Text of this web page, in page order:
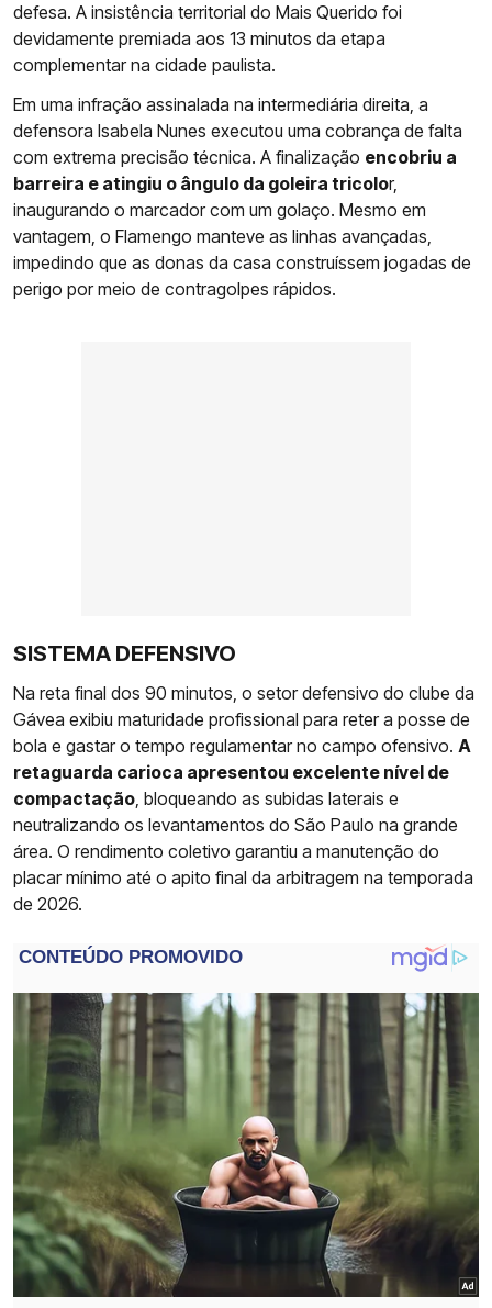
defesa. A insistência territorial do Mais Querido foi
devidamente premiada aos 13 minutos da etapa
complementar na cidade paulista.
Em uma infração assinalada na intermediária direita, a
defensora Isabela Nunes executou uma cobrança de falta
com extrema precisão técnica. A finalização encobriu a
barreira e atingiu o ângulo da goleira tricolor,
inaugurando o marcador com um golaço. Mesmo em
vantagem, o Flamengo manteve as linhas avançadas,
impedindo que as donas da casa construíssem jogadas de
perigo por meio de contragolpes rápidos.
SISTEMA DEFENSIVO
Na reta final dos 90 minutos, o setor defensivo do clube da
Gávea exibiu maturidade profissional para reter a posse de
bola e gastar o tempo regulamentar no campo ofensivo. A
retaguarda carioca apresentou excelente nível de
compactação, bloqueando as subidas laterais e
neutralizando os levantamentos do São Paulo na grande
área. O rendimento coletivo garantiu a manutenção do
placar mínimo até o apito final da arbitragem na temporada
de 2026.